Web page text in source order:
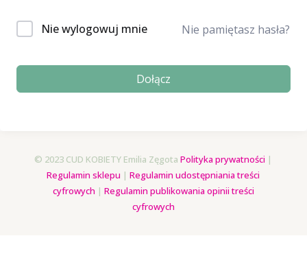
Nie wylogowuj mnie Nie pamiętasz hasła?
Dołącz
© 2023 CUD KOBIETY Emilia ZęgotaPolityka prywatności |
Regulamin sklepu |Regulamin udostępniania treści
cyfrowych | Regulamin publikowania opinii treści
cyfrowych